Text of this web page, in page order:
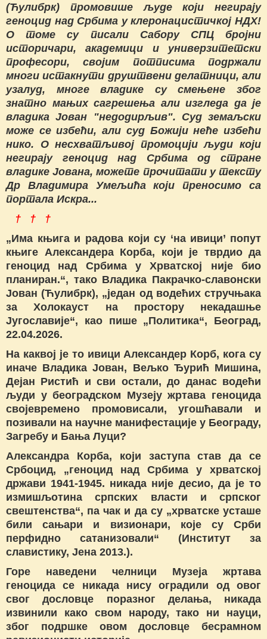
(Ћулибрк) промовише људе који негирају
геноцид над Србима у клеронацистичкој НДХ!
О томе су писали Сабору СПЦ бројни
историчари, академици и универзитетски
професори, својим потписима подржали
многи истакнути друштвени делатници, али
узалуд, многе владике су смењене због
знатно мањих сагрешења али изгледа да је
владика Јован "недодирљив". Суд земаљски
може се избећи, али суд Божији неће избећи
нико. О несхватљивој промоцији људи који
негирају геноцид над Србима од стране
владике Јована, можете прочитати у тексту
Др Владимира Умељића који преносимо са
портала Искра...
† † †
„Има књига и радова који су ‘на ивици’ попут
књиге Александера Корба, који је тврдио да
геноцид над Србима у Хрватској није био
планиран.“, тако Владика Пакрачко-славонски
Јован (Ћулибрк), „један од водећих стручњака
за Холокауст на простору некадашње
Југославије“, као пише „Политика“, Београд,
22.04.2026.
На каквој је то ивици Александер Корб, кога су
иначе Владика Јован, Вељко Ђурић Мишина,
Дејан Ристић и сви остали, до данас водећи
људи у београдском Музеју жртава геноцида
својевремено промовисали, угошћавали и
позивали на научне манифестације у Београду,
Загребу и Бања Луци?
Александра Корба, који заступа став да се
Србоцид, „геноцид над Србима у хрватској
држави 1941-1945. никада није десио, да је то
измишљотина српских власти и српског
свештенства“, па чак и да су „хрватске усташе
били сањари и визионари, које су Срби
перфидно сатанизовали“ (Институт за
славистику, Јена 2013.).
Горе наведени челници Музеја жртава
геноцида се никада нису оградили од овог
свог дословце поразног делања, никада
извинили како свом народу, тако ни науци,
због подршке овом дословце бесрамном